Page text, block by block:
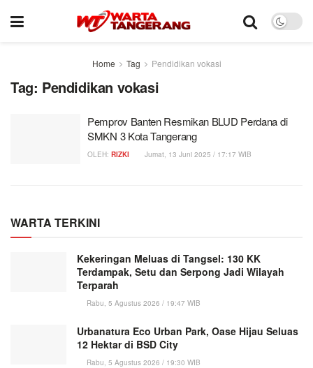
Home Tag Pendidikan vokasi
Tag: Pendidikan vokasi
Pemprov Banten Resmikan BLUD Perdana di
SMKN 3 Kota Tangerang
OLEH: RIZKI Jumat, 13 Juni 2025 / 17:17 WIB
WARTA TERKINI
Kekeringan Meluas di Tangsel: 130 KK
Terdampak, Setu dan Serpong Jadi Wilayah
Terparah
Rabu, 5 Agustus 2026 / 19:47 WIB
Urbanatura Eco Urban Park, Oase Hijau Seluas
12 Hektar di BSD City
Rabu, 5 Agustus 2026 / 19:30 WIB